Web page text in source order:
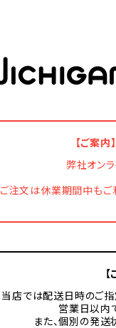
【ご案
弊社オン
ご注文は休業期間中もご
当店では配送日時のご指
営業日以内
また、個別の発送